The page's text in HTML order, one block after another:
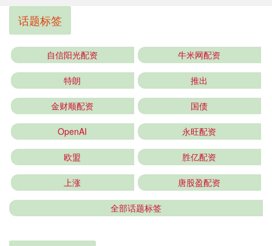
话题标签
自信阳光配资 牛米网配资
特朗 推出
金财顺配资 国债
OpenAI 永旺配资
欧盟 胜亿配资
上涨 唐股盈配资
全部话题标签